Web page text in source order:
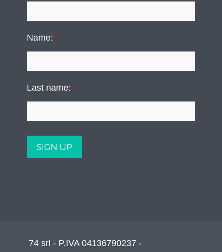
Name:*
Last name:*
74 srl - P.IVA 04136790237 -